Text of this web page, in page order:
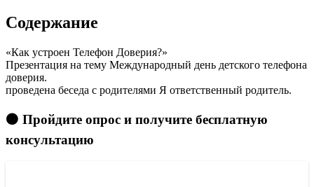
Содержание
«Как устроен Телефон Доверия?»
Презентация на тему Международный день детского телефона
доверия.
проведена беседа с родителями Я ответственный родитель.
🟠 Пройдите опрос и получите бесплатную
консультацию